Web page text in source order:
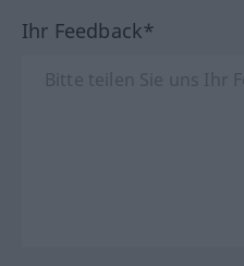
Ihr Feedback*